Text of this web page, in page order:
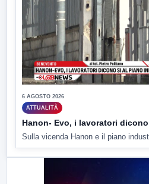
6 AGOSTO 2026
ATTUALITÀ
Hanon- Evo, i lavoratori
Sulla vicenda Hanon e il piano